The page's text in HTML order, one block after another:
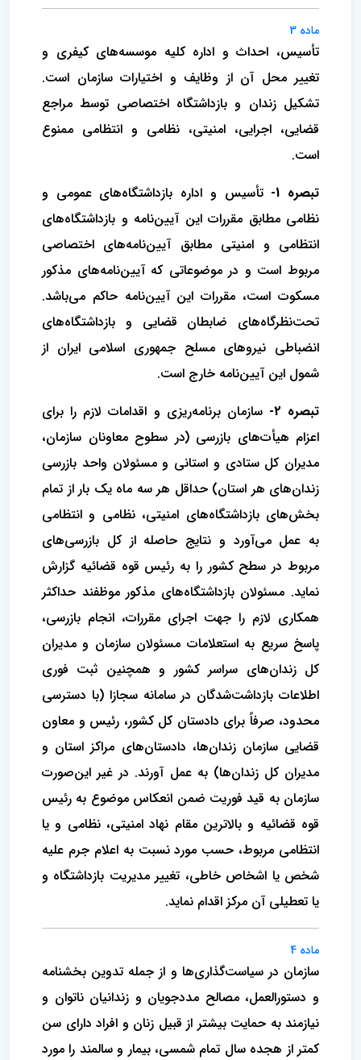
ماده 3
تأسیس، احداث و اداره کلیه موسسه‌های کیفری و
تغییر محل آن از وظایف و اختیارات سازمان است.
تشکیل زندان و بازداشتگاه اختصاصی توسط مراجع
قضایی، اجرایی، امنیتی، نظامی و انتظامی ممنوع
است.
تبصره 1-
تأسیس و اداره بازداشتگاه‌های عمومی و
نظامی مطابق مقررات این آیین‌نامه و بازداشتگاه‌های
انتظامی و امنیتی مطابق آیین‌نامه‌های اختصاصی
مربوط است و در موضوعاتی که آیین‌نامه‌های مذکور
مسکوت است، مقررات این آیین‌نامه حاکم می‌باشد.
تحت‌نظرگاه‌های ضابطان قضایی و بازداشتگاه‌های
انضباطی نیروهای مسلح جمهوری اسلامی ایران از
شمول این آیین‌نامه خارج است.
تبصره 2-
سازمان برنامه‌ریزی و اقدامات لازم را برای
اعزام هیأت‌های بازرسی (در سطوح معاونان سازمان،
مدیران کل ستادی و استانی و مسئولان واحد بازرسی
زندان‌های هر استان) حداقل هر سه ماه یک بار از تمام
بخش‌های بازداشتگاه‌های امنیتی، نظامی و انتظامی
به عمل می‌آورد و نتایج حاصله از کل بازرسی‌های
مربوط در سطح کشور را به رئیس قوه قضائیه گزارش
نماید. مسئولان بازداشتگاه‌های مذکور موظفند حداکثر
همکاری لازم را جهت اجرای مقررات، انجام بازرسی،
پاسخ سریع به استعلامات مسئولان سازمان و مدیران
کل زندان‌های سراسر کشور و همچنین ثبت فوری
اطلاعات بازداشت‌شدگان در سامانه سجازا (با دسترسی
محدود، صرفاً برای دادستان کل کشور، رئیس و معاون
قضایی سازمان زندان‌ها، دادستان‌های مراکز استان و
مدیران کل زندان‌ها) به عمل آورند. در غیر این‌صورت
سازمان به قید فوریت ضمن انعکاس موضوع به رئیس
قوه قضائیه و بالاترین مقام نهاد امنیتی، نظامی و یا
انتظامی مربوط، حسب مورد نسبت به اعلام جرم علیه
شخص یا اشخاص خاطی، تغییر مدیریت بازداشتگاه و
یا تعطیلی آن مرکز اقدام نماید.
ماده 4
سازمان در سیاست‌گذاری‌ها و از جمله تدوین بخشنامه
و دستورالعمل، مصالح مددجویان و زندانیان ناتوان و
نیازمند به حمایت بیشتر از قبیل زنان و افراد دارای سن
کمتر از هجده سال تمام شمسی، بیمار و سالمند را مورد